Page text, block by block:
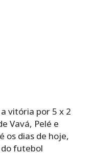
vitória por 5 x 2
Vavá, Pelé e
os dias de hoje,
futebol